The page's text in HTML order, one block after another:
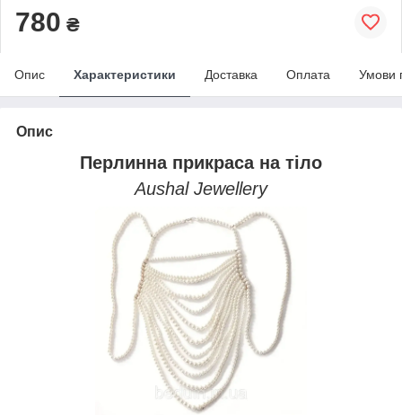
780 ₴
Опис Характеристики Доставка Оплата Умови
Опис
Перлинна прикраса на тіло
Aushal Jewellery